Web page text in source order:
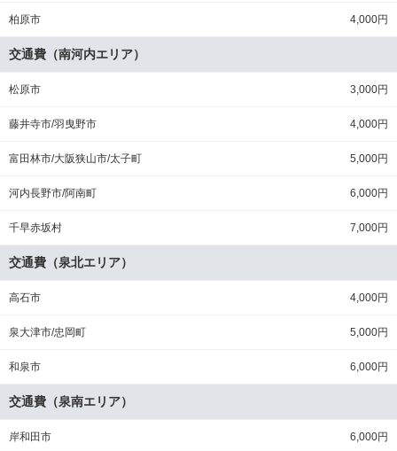
柏原市 4,000円
交通費（南河内エリア）
松原市 3,000円
藤井寺市/羽曳野市 4,000円
富田林市/大阪狭山市/太子町 5,000円
河内長野市/阿南町 6,000円
千早赤坂村 7,000円
交通費（泉北エリア）
高石市 4,000円
泉大津市/忠岡町 5,000円
和泉市 6,000円
交通費（泉南エリア）
岸和田市 6,000円